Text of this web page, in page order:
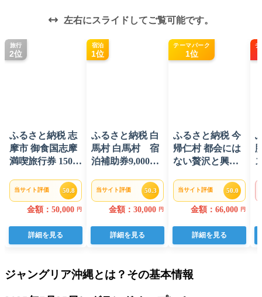
左右にスライドしてご覧可能です。
旅行
2位
ふるさと納税 志
摩市 御食国志摩
満喫旅行券 15000
ン当サイト評価 50.8
金額：50,000 円
詳細を見る
宿泊
1位
ふるさと納税 白
馬村 白馬村 宿
泊補助券9,000円
枚)当サイト評価 50.3
金額：30,000 円
詳細を見る
テーマパーク
1位
ふるさと納税 今
帰仁村 都会には
ない贅沢と興奮
「ジャングリア
沖縄」1dayチケ
ット (大人2名・
子供1名)
当サイト評価 50.0
金額：66,000 円
詳細を見る
チ
ジャングリア沖縄とは？その基本情報